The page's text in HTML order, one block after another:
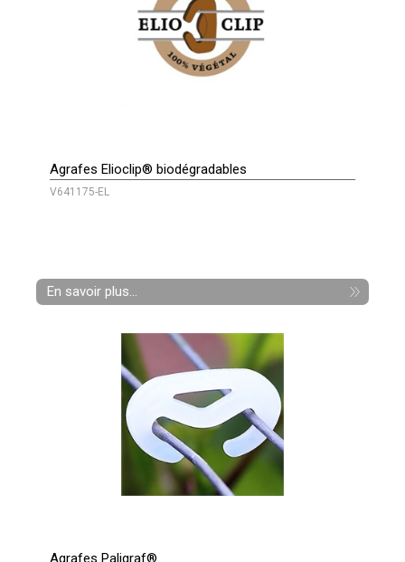
Agrafes Elioclip® biodégradables
V641175-EL
En savoir plus...